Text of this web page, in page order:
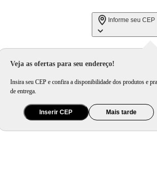
Informe seu CEP
Veja as ofertas para seu endereço!
Insira seu CEP e confira a disponibilidade dos produtos e
de entrega.
Inserir CEP Mais tarde